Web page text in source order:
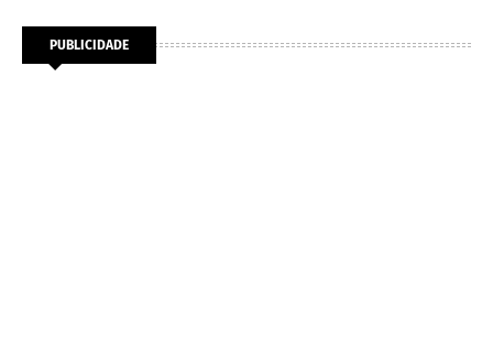
PUBLICIDADE